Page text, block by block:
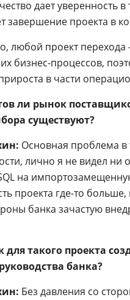
дает уверенность
завершение проекта в
любой проект
бизнес-процессов,
в части
ли рынок
существуют?
Основная проблема в
лично я не видел ни
на
проекта где-то
банка зачастую
для такого проекта
банка?
Без давления со